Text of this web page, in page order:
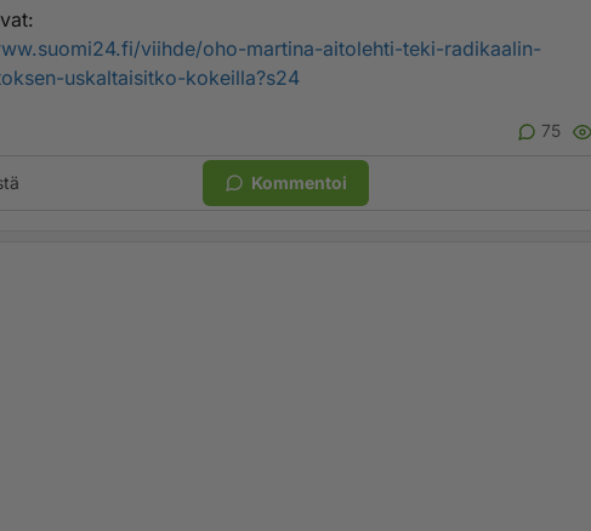
viihde/oho-martina-aitolehti-teki-radikaalin-
uskaltaisitko-kokeilla?s24
75
Kommentoi